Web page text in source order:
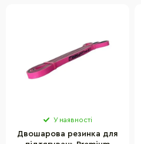
У наявності
Двошарова резинка для